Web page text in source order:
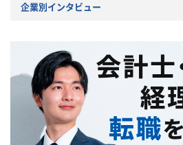
企業別インタビュー